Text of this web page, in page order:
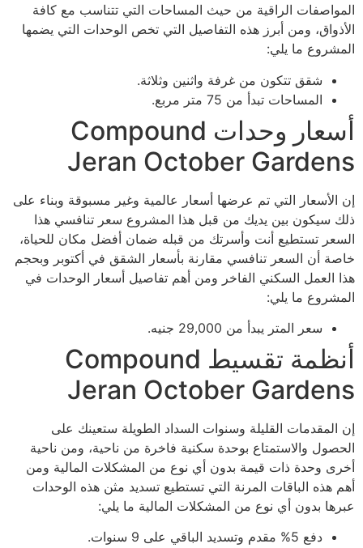
المواصفات الراقية من حيث المساحات التي تتناسب مع كافة
الأذواق، ومن أبرز هذه التفاصيل التي تخص الوحدات التي يضمها
المشروع ما يلي:
شقق تتكون من غرفة واثنين وثلاثة.
المساحات تبدأ من 75 متر مربع.
أسعار وحدات Compound
Jeran October Gardens
إن الأسعار التي تم عرضها أسعار عالمية وغير مسبوقة وبناء على
ذلك سيكون بين يديك من قبل هذا المشروع سعر تنافسي هذا
السعر تستطيع أنت وأسرتك من قبله ضمان أفضل مكان للحياة،
خاصة أن السعر تنافسي مقارنة بأسعار الشقق في أكتوبر وبحجم
هذا العمل السكني الفاخر ومن أهم تفاصيل أسعار الوحدات في
المشروع ما يلي:
سعر المتر يبدأ من 29,000 جنيه.
أنظمة تقسيط Compound
Jeran October Gardens
إن المقدمات القليلة وسنوات السداد الطويلة ستعينك على
الحصول والاستمتاع بوحدة سكنية فاخرة من ناحية، ومن ناحية
أخرى وحدة ذات قيمة بدون أي نوع من المشكلات المالية ومن
أهم هذه الباقات المرنة التي تستطيع تسديد مثن هذه الوحدات
عبرها بدون أي نوع من المشكلات المالية ما يلي:
دفع 5% مقدم وتسديد الباقي على 9 سنوات.